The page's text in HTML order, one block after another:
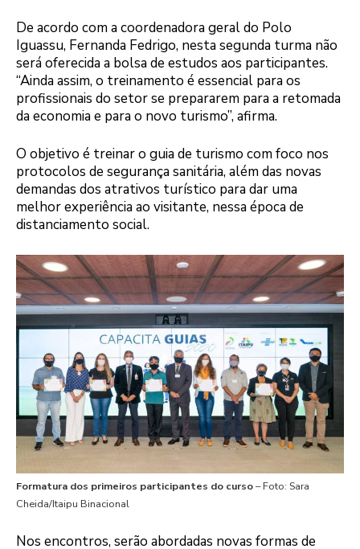
De acordo com a coordenadora geral do Polo
Iguassu, Fernanda Fedrigo, nesta segunda turma não
será oferecida a bolsa de estudos aos participantes.
“Ainda assim, o treinamento é essencial para os
profissionais do setor se prepararem para a retomada
da economia e para o novo turismo”, afirma.
O objetivo é treinar o guia de turismo com foco nos
protocolos de segurança sanitária, além das novas
demandas dos atrativos turístico para dar uma
melhor experiência ao visitante, nessa época de
distanciamento social.
Formatura dos primeiros participantes do curso– Foto: Sara
Cheida/Itaipu Binacional
Nos encontros, serão abordadas novas formas de